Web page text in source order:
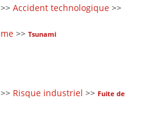
>> Accident technologique >>
>> Tsunami
>> Risque industriel >> Fuite de